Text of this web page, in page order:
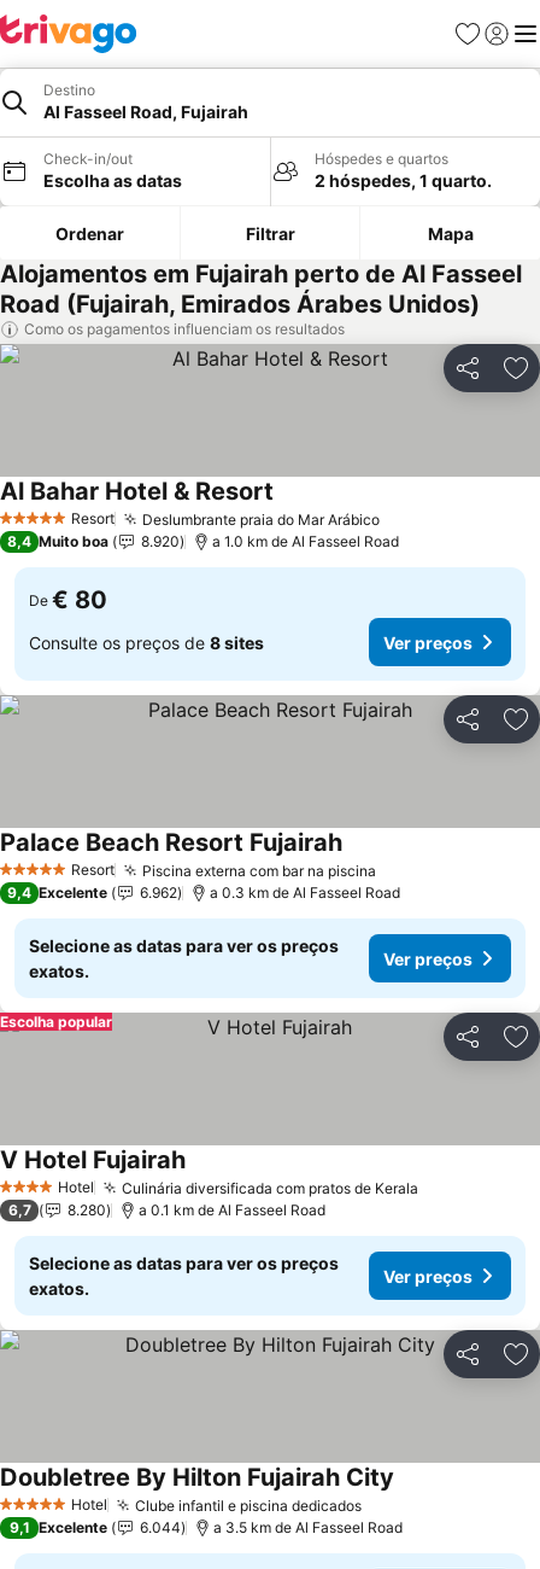
Favoritos
Iniciar
Destino
Al Fasseel Road, Fujairah
Check-in/out
Escolha as datas
Hóspedes e quartos
2 hóspedes, 1 quarto.
Ordenar Filtrar Mapa
Alojamentos em Fujairah perto de Al Fasseel
Road (Fujairah, Emirados Árabes Unidos)
Como os pagamentos influenciam os resultados
Partilhar
5 Estrelas Resort Deslumbrante praia do Mar Arábico
Al Bahar Hotel & Resort
8,4 Muito boa 8.920 a 1.0 km de Al Fasseel Road
De € 80
Consulte os preços de 8 sites Ver preços
Partilhar
5 Estrelas Resort Piscina externa com bar na piscina
Palace Beach Resort Fujairah
9,4 Excelente 6.962 a 0.3 km de Al Fasseel Road
Selecione as datas para ver os preços
exatos.
Ver preços
Partilhar
Escolha popular
4 EstrelasHotel Culinária diversificada com pratos de Kerala
V Hotel Fujairah
6,7 8.280 a 0.1 km de Al Fasseel Road
Selecione as datas para ver os preços
exatos.
Ver preços
Partilhar
5 Estrelas Hotel Clube infantil e piscina dedicados
Doubletree By Hilton Fujairah City
9,1 Excelente 6.044 a 3.5 km de Al Fasseel Road